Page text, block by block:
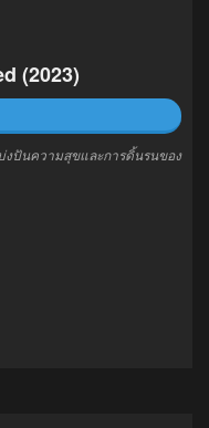
(2023)
งปันความสุขและการดิ้นรนของ